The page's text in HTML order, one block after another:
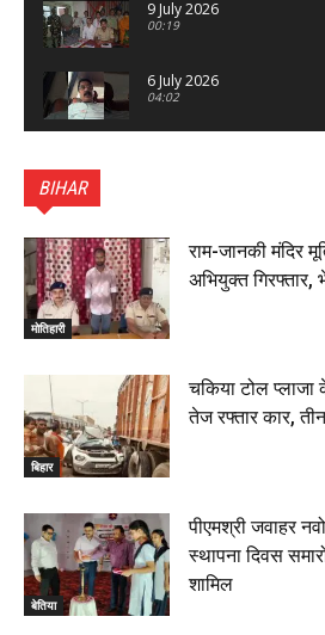
9 July 2026
00:19
6 July 2026
04:02
का भव्य पथ संचलन, 5 July 2026
00:22
बेतिया : मझौलिया में 1.24 क्विंटल
तस्कर गिरफ्तार, 4 July 2026
00:39
00:33
रक्सौल : सुरक्षा जॉंच को सोना-
थानाध्यक्ष ने किया निरीक्षण, 19
00:58
बेतिया में सगे भाई ने मां के साथ
जलाया, दोनों गिरफ्तार, 14 June
00:12
मोतिहारी। NDA सरकार, 12 साल
सांसद रधामोहन सिंह, 13 June
02:19
BIHAR
मोतिहारी
राम-जानकी मंदिर
अभियुक्त गिरफ्तार,
बिहार
चकिया टोल
तेज रफ्तार कार,
बेतिया
पीएमश्री जवाहर
स्थापना दिवस
शामिल